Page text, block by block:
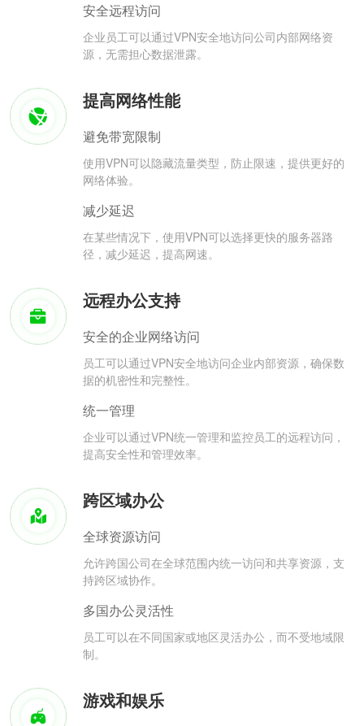
安全远程访问
企业员工可以通过VPN安全地访问公司内部网络资
源，无需担心数据泄露。
提高网络性能
避免带宽限制
使用VPN可以隐藏流量类型，防止限速，提供更好的
网络体验。
减少延迟
在某些情况下，使用VPN可以选择更快的服务器路
径，减少延迟，提高网速。
远程办公支持
安全的企业网络访问
员工可以通过VPN安全地访问企业内部资源，确保数
据的机密性和完整性。
统一管理
企业可以通过VPN统一管理和监控员工的远程访问，
提高安全性和管理效率。
跨区域办公
全球资源访问
允许跨国公司在全球范围内统一访问和共享资源，支
持跨区域协作。
多国办公灵活性
员工可以在不同国家或地区灵活办公，而不受地域限
制。
游戏和娱乐